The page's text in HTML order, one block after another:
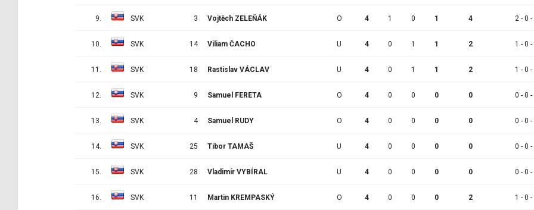
9. SVK 3 Vojtěch ZELEŇÁK O 4 1 0 1 4 2 - 0 -
10. SVK 14 Viliam ČACHO U 4 0 1 1 2 1 - 0 -
11. SVK 18 Rastislav VÁCLAV U 4 0 1 1 2 1 - 0 -
12. SVK 9 Samuel FERETA O 4 0 0 0 0 0 - 0 -
13. SVK 4 Samuel RUDY O 4 0 0 0 0 0 - 0 -
14. SVK 25 Tibor TAMAŠ U 4 0 0 0 0 0 - 0 -
15. SVK 28 Vladimír VYBÍRAL U 4 0 0 0 0 0 - 0 -
16. SVK 11 Martin KREMPASKÝ O 4 0 0 0 2 1 - 0 -